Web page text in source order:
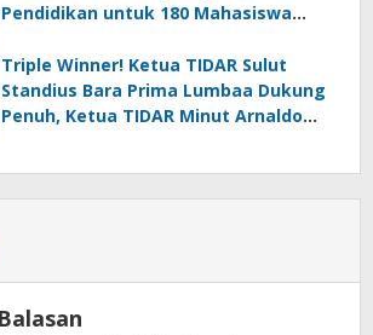
Pendidikan untuk 180 Mahasiswa
Triple Winner! Ketua TIDAR Sulut
Standius Bara Prima Lumbaa Dukung
Penuh, Ketua TIDAR Minut Arnaldo